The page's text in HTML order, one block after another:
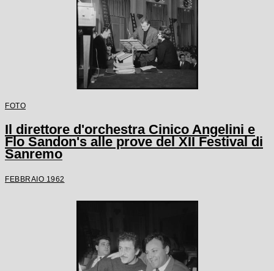
FOTO
Il direttore d'orchestra Cinico Angelini e
Flo Sandon's alle prove del XII Festival di
Sanremo
FEBBRAIO 1962